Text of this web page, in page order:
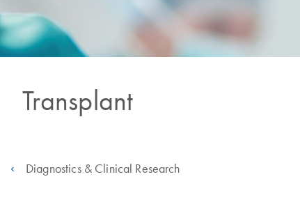
Transplant
Diagnostics & Clinical Research